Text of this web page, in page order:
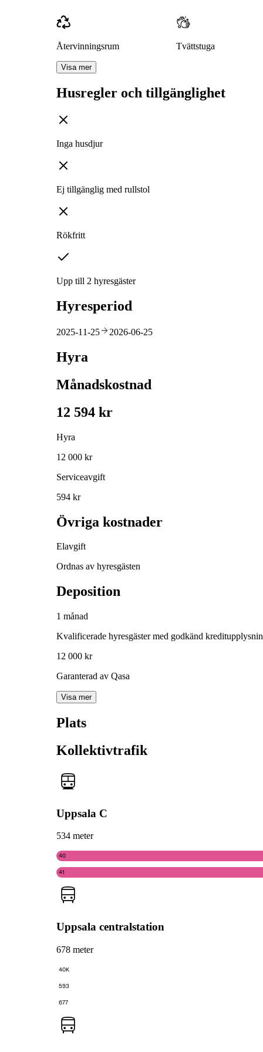
Återvinningsrum Tvättstuga
Visa mer
Husregler och tillgänglighet
Inga husdjur
Ej tillgänglig med rullstol
Rökfritt
Upp till 2 hyresgäster
Hyresperiod
2025-11-25 2026-06-25
Hyra
Månadskostnad
12 594 kr
Hyra
12 000 kr
Serviceavgift
594 kr
Övriga kostnader
Elavgift
Ordnas av hyresgästen
Deposition
1 månad
Kvalificerade hyresgäster med godkänd
12 000 kr
Garanterad av Qasa
Visa mer
Plats
Kollektivtrafik
Uppsala C
534 meter
40
41
Uppsala centralstation
678 meter
40K
593
677